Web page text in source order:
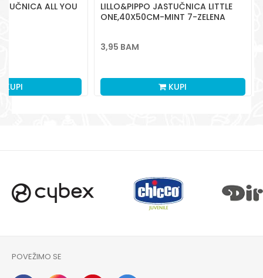
ALL YOU
KUPI
LILLO&PIPPO JASTUČNICA LITTLE
ONE,40X50CM-MINT 7-ZELENA
3,95 BAM
KUPI
POVEŽIMO SE